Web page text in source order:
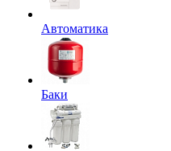
Автоматика
Баки